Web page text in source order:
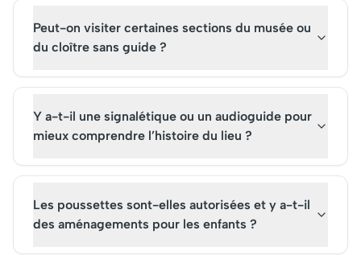
Peut-on visiter certaines sections du musée ou
du cloître sans guide ?
Y a-t-il une signalétique ou un audioguide pour
mieux comprendre l’histoire du lieu ?
Les poussettes sont-elles autorisées et y a-t-il
des aménagements pour les enfants ?